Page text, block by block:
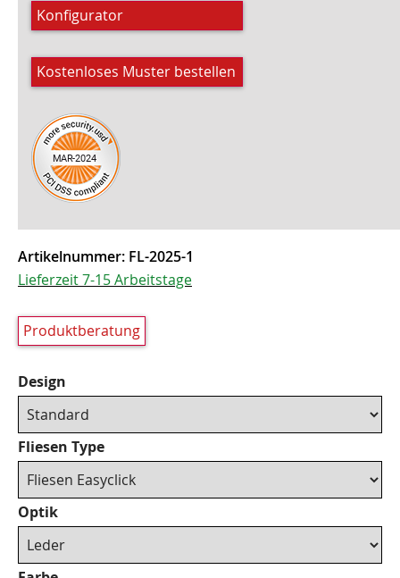
Artikelnummer: FL-2025-1
Lieferzeit 7-15 Arbeitstage
Produktberatung
Design
Fliesen Type
Optik
Konfigurator
Kostenloses Muster bestellen